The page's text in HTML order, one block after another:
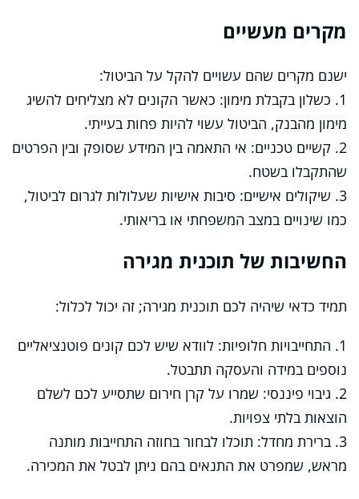
מקרים מעשיים
ישנם מקרים שהם עשויים להקל על הביטול:
1. כשלון בקבלת מימון: כאשר הקונים לא מצליחים להשיג
מימון מהבנק, הביטול עשוי להיות פחות בעייתי.
2. קשיים טכניים: אי התאמה בין המידע שסופק ובין הפרטים
שהתקבלו בשטח.
3. שיקולים אישיים: סיבות אישיות שעלולות לגרום לביטול,
כמו שינויים במצב המשפחתי או בריאותי.
החשיבות של תוכנית מגירה
תמיד כדאי שיהיה לכם תוכנית מגירה; זה יכול לכלול:
1. התחייבויות חלופיות: לוודא שיש לכם קונים פוטנציאליים
נוספים במידה והעסקה תתבטל.
2. גיבוי פיננסי: שמרו על קרן חירום שתסייע לכם לשלם
הוצאות בלתי צפויות.
3. ברירת מחדל: תוכלו לבחור בחוזה התחייבות מותנה
מראש, שמפרט את התנאים בהם ניתן לבטל את המכירה.